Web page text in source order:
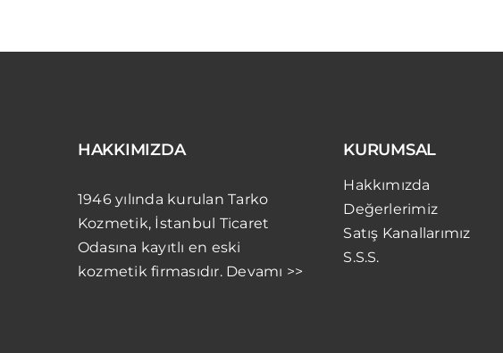
HAKKIMIZDA
1946 yılında kurulan Tarko
Kozmetik, İstanbul Ticaret
Odasına kayıtlı en eski
kozmetik firmasıdır. Devamı >>
KURUMSAL
Hakkımızda
Değerlerimiz
Satış Kanallarımız
S.S.S.